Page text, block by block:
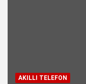
AKILLI TELEFON